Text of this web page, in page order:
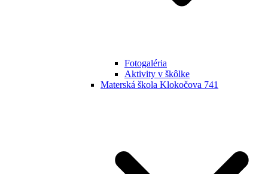
Fotogaléria
Aktivity v škôlke
Materská škola Klokočova 741